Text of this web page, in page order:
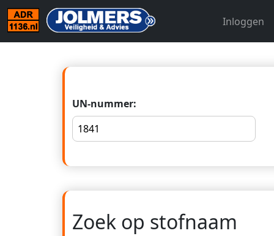
Inloggen
UN-nummer:
Zoek op stofnaam